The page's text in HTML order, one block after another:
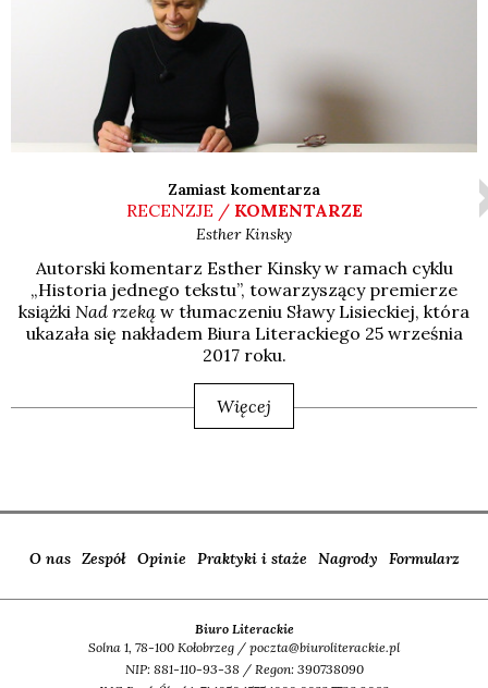
Zamiast komentarza
RECENZJE / KOMENTARZE
EstherKinsky
Autor­ski komen­tarz Esther Kin­sky w ramach cyklu
„Histo­ria jed­ne­go tek­stu”, towa­rzy­szą­cy pre­mie­rze
książ­ki Nad rze­ką w tłu­ma­cze­niu Sła­wy Lisiec­kiej, któ­ra
uka­za­ła się nakła­dem Biu­ra Lite­rac­kie­go 25 wrze­śnia
2017 roku.
Więcej
O nas Zespół Opinie Praktyki i staże Nagrody Formularz
Biuro Literackie
Solna 1, 78-100 Kołobrzeg / poczta@biuroliterackie.pl
NIP: 881-110-93-38 / Regon: 390738090